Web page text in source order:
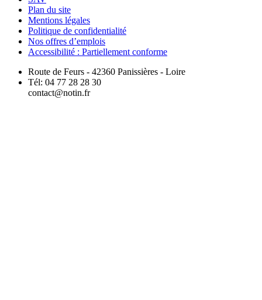
Plan du site
Mentions légales
Politique de confidentialité
Nos offres d’emplois
Accessibilité : Partiellement conforme
Route de Feurs - 42360 Panissières - Loire
Tél: 04 77 28 28 30
contact@notin.fr